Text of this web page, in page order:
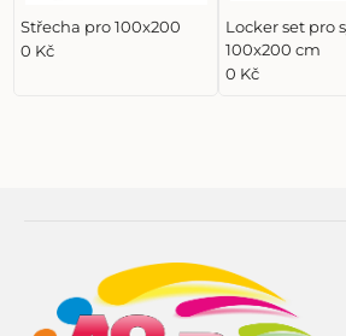
Střecha pro 100x200
0 Kč
Locker set pro
100x200 cm
0 Kč